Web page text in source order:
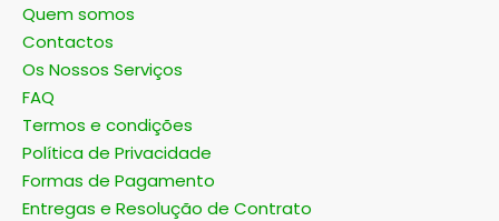
Quem somos
Contactos
Os Nossos Serviços
FAQ
Termos e condições
Política de Privacidade
Formas de Pagamento
Entregas e Resolução de Contrato